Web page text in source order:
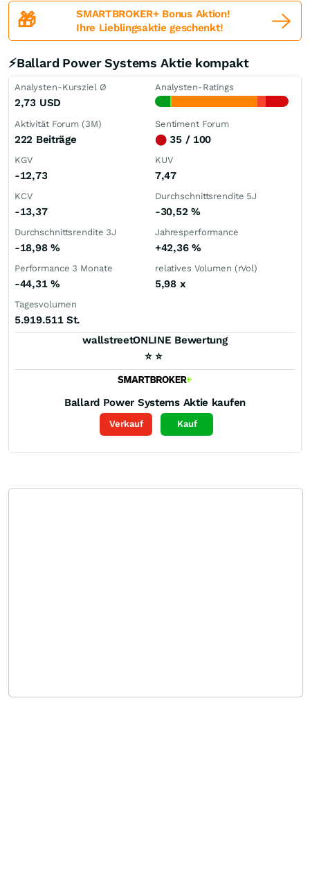
🎁
SMARTBROKER+ Bonus Aktion!
Ihre Lieblingsaktie geschenkt!
⚡Ballard Power Systems Aktie kompakt
Analysten-Kursziel Ø
2,73 USD
Analysten-Ratings
Aktivität Forum (3M)
222 Beiträge
Sentiment Forum
⬤35 / 100
KGV
-12,73
KUV
7,47
KCV
-13,37
Durchschnittsrendite 5J
-30,52 %
Durchschnittsrendite 3J
-18,98 %
Jahresperformance
+42,36 %
Performance 3 Monate
-44,31 %
relatives Volumen (rVol)
5,98 x
Tagesvolumen
5.919.511 St.
wallstreetONLINE Bewertung
⭐ ⭐
Ballard Power Systems Aktie kaufen
Verkauf Kauf